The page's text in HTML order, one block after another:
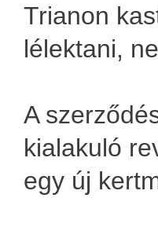
Trianon
lélektani,
A
kialakuló
egy új